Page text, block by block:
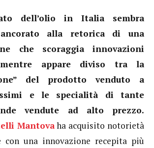
dell’olio in Italia sembra
ancorato alla retorica di una
che scoraggia innovazioni
appare diviso tra la
del prodotto venduto a
e le specialità di tante
vendute ad alto prezzo.
Mantova ha acquisito notorietà
con una innovazione recepita più